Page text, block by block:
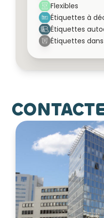
Flexibles
Étiquettes à
Étiquettes
Étiquettes